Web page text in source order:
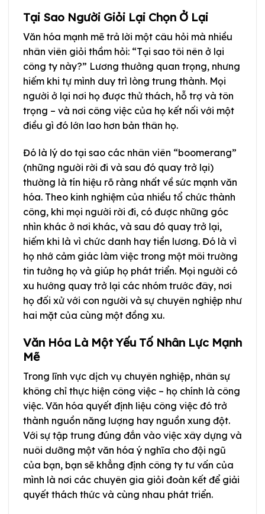
Tại Sao Người Giỏi Lại Chọn Ở Lại
Văn hóa mạnh mẽ trả lời một câu hỏi mà nhiều
nhân viên giỏi thầm hỏi: “Tại sao tôi nên ở lại
công ty này?” Lương thưởng quan trọng, nhưng
hiếm khi tự mình duy trì lòng trung thành. Mọi
người ở lại nơi họ được thử thách, hỗ trợ và tôn
trọng – và nơi công việc của họ kết nối với một
điều gì đó lớn lao hơn bản thân họ.
Đó là lý do tại sao các nhân viên “boomerang”
(những người rời đi và sau đó quay trở lại)
thường là tín hiệu rõ ràng nhất về sức mạnh văn
hóa. Theo kinh nghiệm của nhiều tổ chức thành
công, khi mọi người rời đi, có được những góc
nhìn khác ở nơi khác, và sau đó quay trở lại,
hiếm khi là vì chức danh hay tiền lương. Đó là vì
họ nhớ cảm giác làm việc trong một môi trường
tin tưởng họ và giúp họ phát triển. Mọi người có
xu hướng quay trở lại các nhóm trước đây, nơi
họ đối xử với con người và sự chuyên nghiệp như
hai mặt của cùng một đồng xu.
Văn Hóa Là Một Yếu Tố Nhân Lực Mạnh
Mẽ
Trong lĩnh vực dịch vụ chuyên nghiệp, nhân sự
không chỉ thực hiện công việc – họ chính là công
việc. Văn hóa quyết định liệu công việc đó trở
thành nguồn năng lượng hay nguồn xung đột.
Với sự tập trung đúng đắn vào việc xây dựng và
nuôi dưỡng một văn hóa ý nghĩa cho đội ngũ
của bạn, bạn sẽ khẳng định công ty tư vấn của
mình là nơi các chuyên gia giỏi đoàn kết để giải
quyết thách thức và cùng nhau phát triển.